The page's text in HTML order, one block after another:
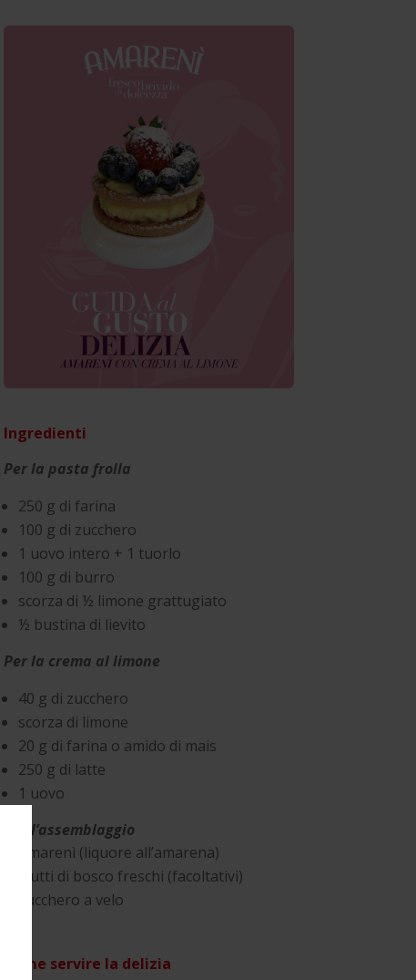
Ingredienti
Per la pasta frolla
250 g di farina
100 g di zucchero
1 uovo intero + 1 tuorlo
100 g di burro
scorza di ½ limone grattugiato
½ bustina di lievito
Per la crema al limone
40 g di zucchero
scorza di limone
20 g di farina o amido di mais
250 g di latte
1 uovo
Per l’assemblaggio
Amarenì (liquore all’amarena)
frutti di bosco freschi (facoltativi)
zucchero a velo
Come servire la delizia